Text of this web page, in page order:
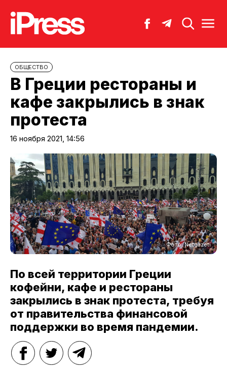
ОБЩЕСТВО
В Греции рестораны и
кафе закрылись в знак
протеста
16 ноября 2021, 14:56
Фото: Netgazeti
По всей территории Греции
кофейни, кафе и рестораны
закрылись в знак протеста, требуя
от правительства финансовой
поддержки во время пандемии.